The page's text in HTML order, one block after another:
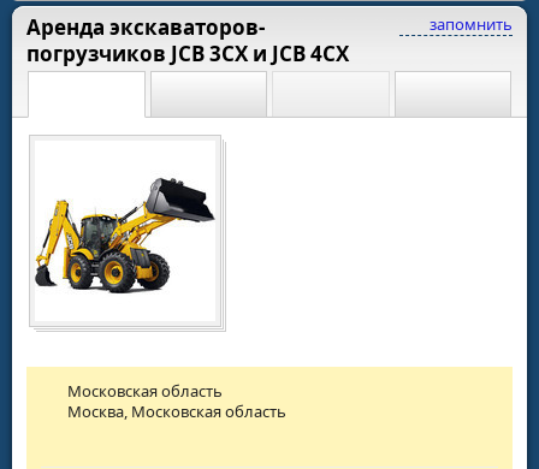
запомнить
Аренда экскаваторов-
погрузчиков JCB 3CX и JCB 4СX
Московская область
Москва, Московская область